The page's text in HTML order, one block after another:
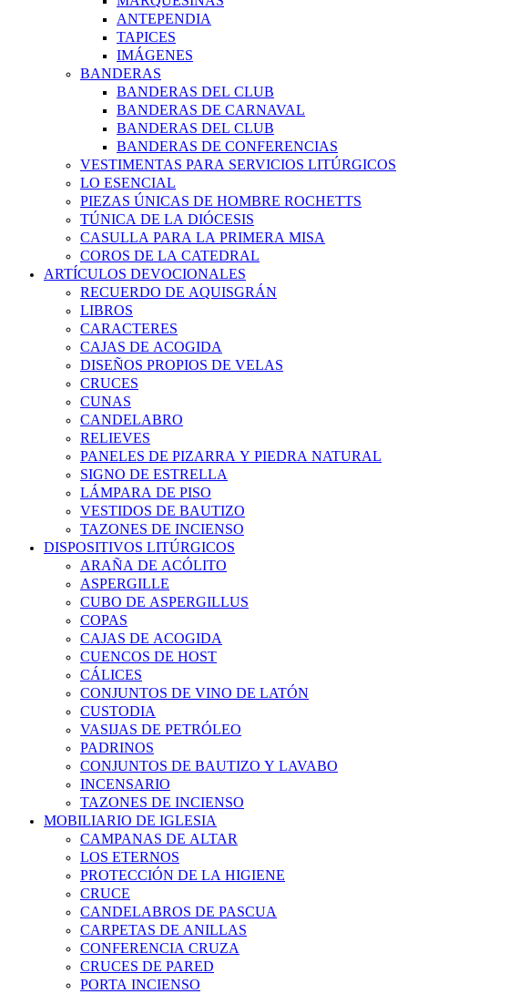
ANTEPENDIA
TAPICES
IMÁGENES
BANDERAS
BANDERAS DEL CLUB
BANDERAS DE CARNAVAL
BANDERAS DEL CLUB
BANDERAS DE CONFERENCIAS
VESTIMENTAS PARA SERVICIOS LITÚRGICOS
LO ESENCIAL
PIEZAS ÚNICAS DE HOMBRE ROCHETTS
TÚNICA DE LA DIÓCESIS
CASULLA PARA LA PRIMERA MISA
COROS DE LA CATEDRAL
ARTÍCULOS DEVOCIONALES
RECUERDO DE AQUISGRÁN
LIBROS
CARACTERES
CAJAS DE ACOGIDA
DISEÑOS PROPIOS DE VELAS
CRUCES
CUNAS
CANDELABRO
RELIEVES
PANELES DE PIZARRA Y PIEDRA NATURAL
SIGNO DE ESTRELLA
LÁMPARA DE PISO
VESTIDOS DE BAUTIZO
TAZONES DE INCIENSO
DISPOSITIVOS LITÚRGICOS
ARAÑA DE ACÓLITO
ASPERGILLE
CUBO DE ASPERGILLUS
COPAS
CAJAS DE ACOGIDA
CUENCOS DE HOST
CÁLICES
CONJUNTOS DE VINO DE LATÓN
CUSTODIA
VASIJAS DE PETRÓLEO
PADRINOS
CONJUNTOS DE BAUTIZO Y LAVABO
INCENSARIO
TAZONES DE INCIENSO
MOBILIARIO DE IGLESIA
CAMPANAS DE ALTAR
LOS ETERNOS
PROTECCIÓN DE LA HIGIENE
CRUCE
CANDELABROS DE PASCUA
CARPETAS DE ANILLAS
CONFERENCIA CRUZA
CRUCES DE PARED
PORTA INCIENSO